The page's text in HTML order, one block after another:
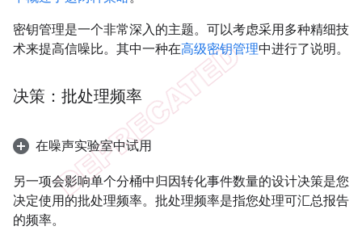
密钥管理是一个非常深入的主题。可以考虑采用多种精细技
术来提高信噪比。其中一种在高级密钥管理中进行了说明。
决策：批处理频率
在噪声实验室中试用
另一项会影响单个分桶中归因转化事件数量的设计决策是您
决定使用的批处理频率。批处理频率是指您处理可汇总报告
的频率。